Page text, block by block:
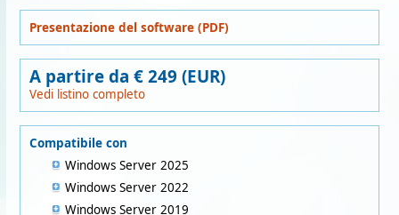
Presentazione del software (PDF)
A partire da € 249 (EUR)
Vedi listino completo
Compatibile con
Windows Server 2025
Windows Server 2022
Windows Server 2019